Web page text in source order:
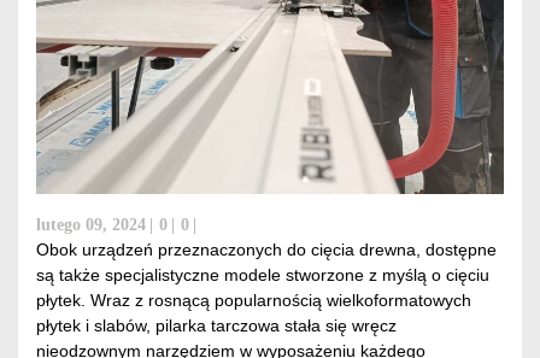
lutego 09, 2024 0 0
Obok urządzeń przeznaczonych do cięcia drewna, dostępne
są także specjalistyczne modele stworzone z myślą o cięciu
płytek. Wraz z rosnącą popularnością wielkoformatowych
płytek i slabów, pilarka tarczowa stała się wręcz
nieodzownym narzędziem w wyposażeniu każdego